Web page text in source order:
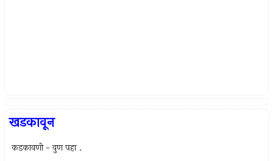
खडकावून
कडकावणी - वुण पहा .